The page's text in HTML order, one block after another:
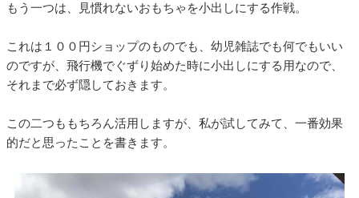
もう一つは、見慣れないおもちゃを小出しにする作戦。
これは１００円ショップのものでも、幼児雑誌でも何でもいい
のですが、飛行機でぐずり始めた時に小出しにする用なので、
それまで必ず隠しておきます。
この二つももちろん活用しますが、私が試してみて、一番効果
的だと思ったことを書きます。